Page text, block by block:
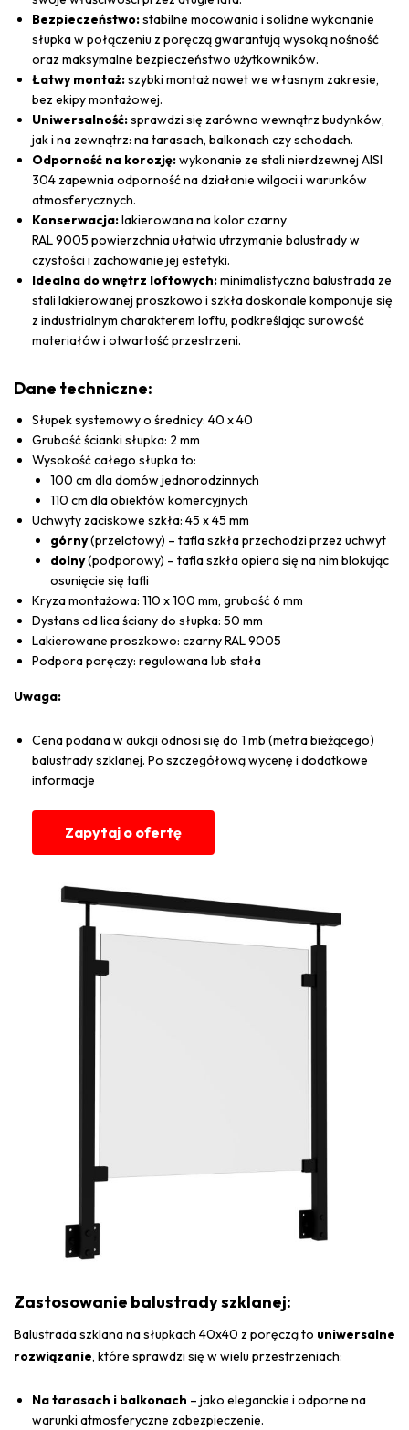
Bezpieczeństwo:stabilne mocowania i solidne wykonanie
słupka w połączeniu z poręczą gwarantują wysoką nośność
oraz maksymalne bezpieczeństwo użytkowników.
Łatwy montaż:szybki montaż nawet we własnym zakresie,
bez ekipy montażowej.
Uniwersalność:sprawdzi się zarówno wewnątrz budynków,
jak i na zewnątrz: na tarasach, balkonach czy schodach.
Odporność na korozję:wykonanie ze stali nierdzewnej AISI
304 zapewnia odporność na działanie wilgoci i warunków
atmosferycznych.
Konserwacja:lakierowana na kolor czarny
RAL 9005 powierzchnia ułatwia utrzymanie balustrady w
czystości i zachowanie jej estetyki.
Idealna do wnętrz loftowych:minimalistyczna balustrada ze
stali lakierowanej proszkowo i szkła doskonale komponuje się
z industrialnym charakterem loftu, podkreślając surowość
materiałów i otwartość przestrzeni.
Dane techniczne:
Słupek systemowy o średnicy: 40 x 40
Grubość ścianki słupka: 2 mm
Wysokość całego słupka to:
100 cm dla domów jednorodzinnych
110 cm dla obiektów komercyjnych
Uchwyty zaciskowe szkła: 45 x 45 mm
górny(przelotowy) – tafla szkła przechodzi przez uchwyt
dolny(podporowy) – tafla szkła opiera się na nim blokując
osunięcie się tafli
Kryza montażowa: 110 x 100 mm, grubość 6 mm
Dystans od lica ściany do słupka: 50 mm
Lakierowane proszkowo: czarny RAL 9005
Podpora poręczy: regulowana lub stała
Uwaga:
Cena podana w aukcji odnosi się do 1 mb (metra bieżącego)
balustrady szklanej. Po szczegółową wycenę i dodatkowe
informacje
Zapytaj o ofertę
Zastosowanie balustrady szklanej:
Balustrada szklana na słupkach 40x40 z poręczą to uniwersalne
rozwiązanie, które sprawdzi się w wielu przestrzeniach:
Na tarasach i balkonach – jako eleganckie i odporne na
warunki atmosferyczne zabezpieczenie.